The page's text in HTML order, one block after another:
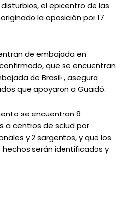
el epicentro de las
la oposición por 17
de embajada en
que se encuentran
de Brasil», asegura
que apoyaron a Guaidó.
se encuentran 8
a centros de salud por
y 2 sargentos, y que los
serán identificados y